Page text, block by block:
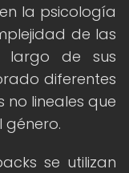
la psicología
de las
largo de sus
diferentes
lineales que
género.
se utilizan